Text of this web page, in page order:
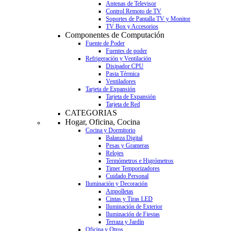
Antenas de Televisor
Control Remoto de TV
Soportes de Pantalla TV y Monitor
TV Box y Accesorios
Componentes de Computación
Fuente de Poder
Fuentes de poder
Refrigeración y Ventilación
Disipador CPU
Pasta Térmica
Ventiladores
Tarjeta de Expansión
Tarjeta de Expansión
Tarjeta de Red
CATEGORIAS
Hogar, Oficina, Cocina
Cocina y Dormitorio
Balanza Digital
Pesas y Grameras
Relojes
Termómetros e Higrómetros
Timer Temporizadores
Cuidado Personal
Iluminación y Decoración
Ampolletas
Cintas y Tiras LED
Iluminación de Exterior
Iluminación de Fiestas
Terraza y Jardín
Oficina y Otros